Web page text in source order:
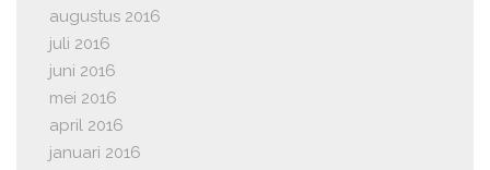
augustus 2016
juli 2016
juni 2016
mei 2016
april 2016
januari 2016